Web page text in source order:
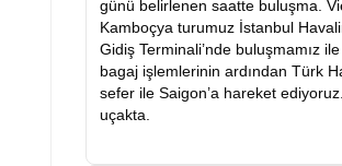
günü belirlenen saatte buluşma.
Kamboçya turumuz İstanbul
Gidiş Terminali’nde buluşmamız
bagaj işlemlerinin ardından Türk
sefer ile Saigon’a hareket
uçakta.